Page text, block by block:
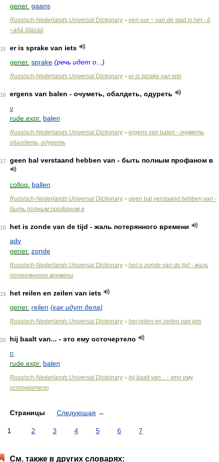
gener. gaans
Russisch-Nederlands Universal Dictionary> een uur ~ van de stad is het - â
÷àñå õîäüáû
15
er is sprake van iets
gener. sprake (речь идет о...)
Russisch-Nederlands Universal Dictionary> er is sprake van iets
16
ergens van balen - очуметь, обалдеть, одуреть
v
rude.expr. balen
Russisch-Nederlands Universal Dictionary> ergens van balen - очуметь,
обалдеть, одуреть
17 geen bal verstaand hebben van - быть полным профаном в
colloq. ballen
Russisch-Nederlands Universal Dictionary> geen bal verstaand hebben van -
быть полным профаном в
18
het is zonde van de tijd - жаль потерянного времени
adv
gener. zonde
Russisch-Nederlands Universal Dictionary> het is zonde van de tijd - жаль
потерянного времени
19
het reilen en zeilen van iets
gener. reilen (как идут дела)
Russisch-Nederlands Universal Dictionary> het reilen en zeilen van iets
20
hij baalt van... - это ему осточертело
n
rude.expr. balen
Russisch-Nederlands Universal Dictionary> hij baalt van... - это ему
осточертело
Страницы Следующая →
1 2 3 4 5 6 7
См. также в других словарях: